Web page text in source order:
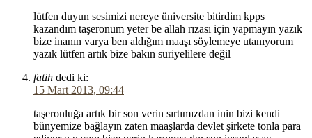
lütfen duyun sesimizi nereye üniversite bitirdim kpps
kazandım taşeronum yeter be allah rızası için yapmayın yazık
bize inanın varya ben aldığım maaşı söylemeye utanıyorum
yazık lütfen artık bize bakın suriyelilere değil
fatih dedi ki:
15 Mart 2013, 09:44
taşeronluğa artık bir son verin sırtımızdan inin bizi kendi
bünyemize bağlayın zaten maaşlarda devlet şirkete tonla para